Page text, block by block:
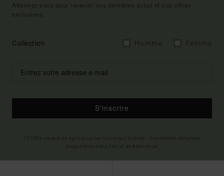
Abonnez-vous pour recevoir nos dernières actus et nos offres
exclusives.
Collection
S'inscrire